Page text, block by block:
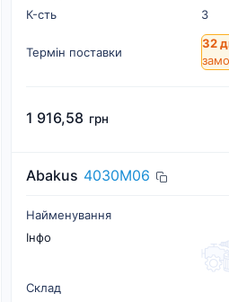
К-cть
3
Термін поставки
32
1 916,58 грн
Abakus 4030M06
Найменування
Інфо
Склад